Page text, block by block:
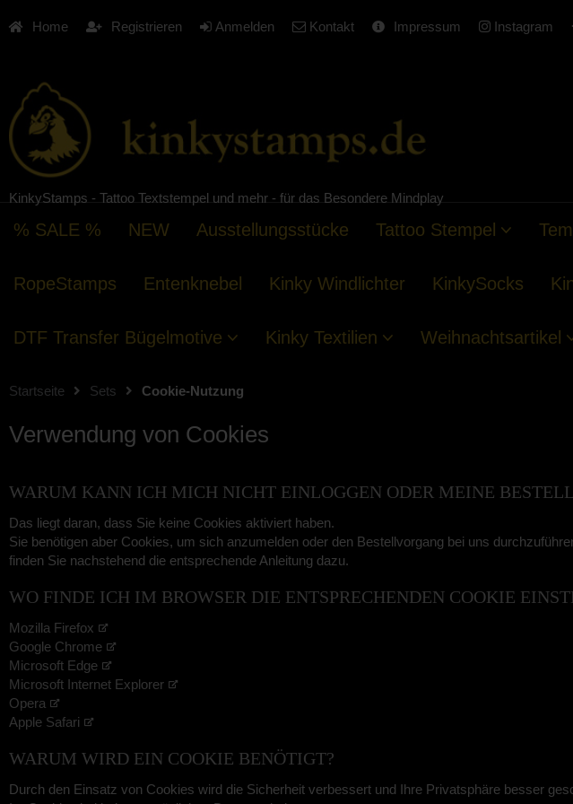
Home Registrieren Anmelden Kontakt Impressum Instagram
KinkyStamps - Tattoo Textstempel und mehr - für das Besondere Mindplay
% SALE % NEW Ausstellungsstücke Tattoo Stempel
RopeStamps Entenknebel Kinky Windlichter KinkySocks
DTF Transfer Bügelmotive Kinky Textilien Weihnachtsartikel
Startseite Sets Cookie-Nutzung
Verwendung von Cookies
WARUM KANN ICH MICH NICHT EINLOGGEN ODER MEINE
Das liegt daran, dass Sie keine Cookies aktiviert haben.
Sie benötigen aber Cookies, um sich anzumelden oder den Bestellvorgang bei uns
finden Sie nachstehend die entsprechende Anleitung dazu.
WO FINDE ICH IM BROWSER DIE ENTSPRECHENDEN COOKIE
Mozilla Firefox
Google Chrome
Microsoft Edge
Microsoft Internet Explorer
Opera
Apple Safari
WARUM WIRD EIN COOKIE BENÖTIGT?
Durch den Einsatz von Cookies wird die Sicherheit verbessert und Ihre Privatsphäre besser